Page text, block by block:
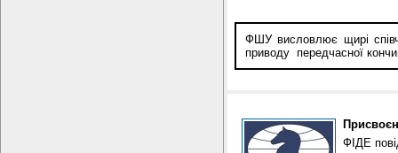
ФШУ висловлює щирі
приводу передчасної
ФІДЕ